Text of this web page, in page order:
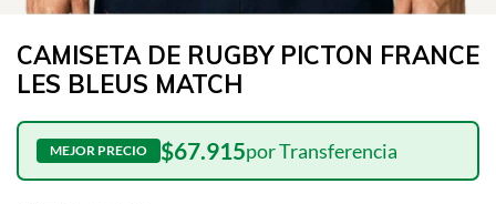
CAMISETA DE RUGBY PICTON FRANCE
LES BLEUS MATCH
$67.915